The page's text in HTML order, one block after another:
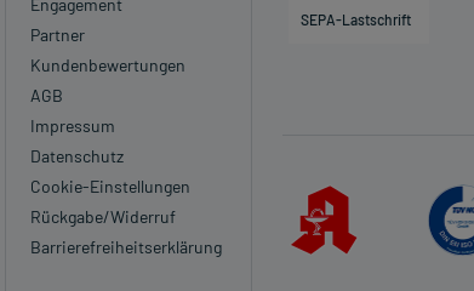
Engagement
Partner
Kundenbewertungen
AGB
Impressum
Datenschutz
Cookie-Einstellungen
Rückgabe/Widerruf
Barrierefreiheitserklärung
SEPA-Lastschrift